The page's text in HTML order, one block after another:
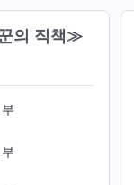
의 직책≫